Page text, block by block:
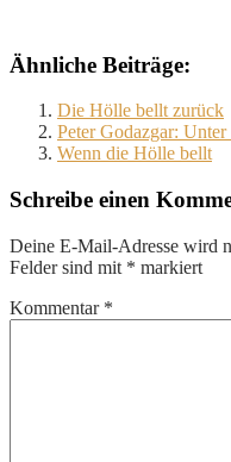
Ähnliche Beiträge:
Die Hölle bellt zurück
Peter Godazgar:
Wenn die Hölle bellt
Schreibe einen
Deine E-Mail-Adresse wird
Felder sind mit * markiert
Kommentar *